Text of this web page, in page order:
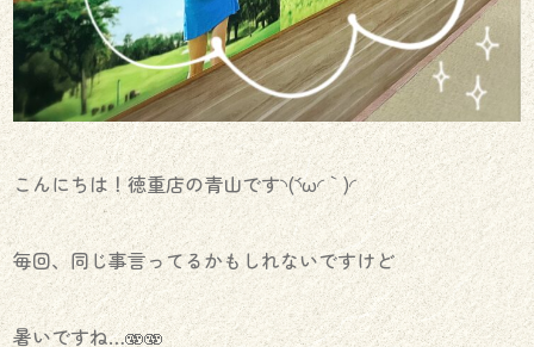
こんにちは！徳重店の青山です◝(´◝ω◜｀)◜
毎回、同じ事言ってるかもしれないですけど
暑いですね…🫨🫨